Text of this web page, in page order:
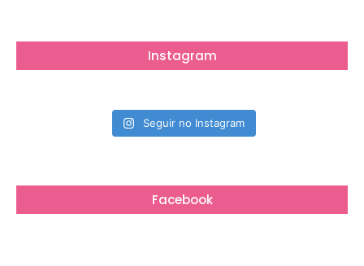
Instagram
Seguir no Instagram
Facebook